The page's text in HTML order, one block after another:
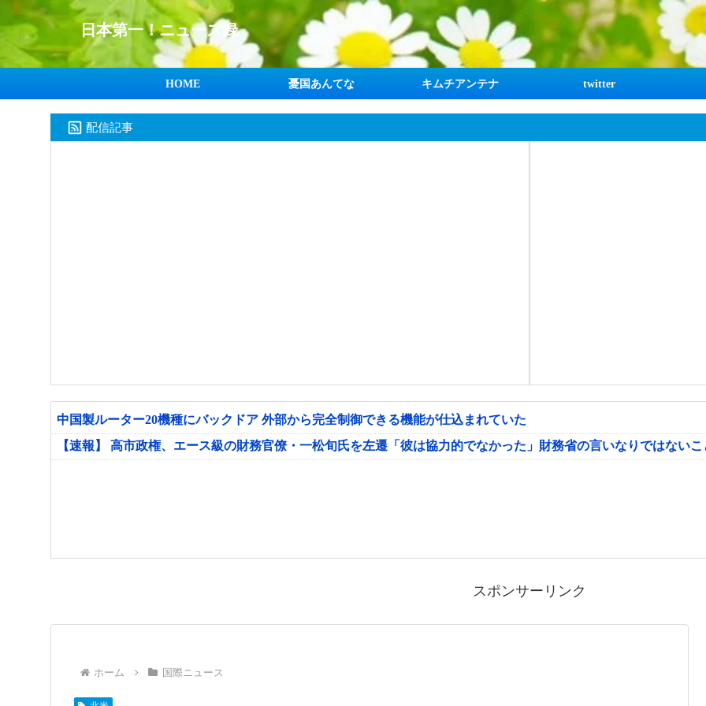
日本第一！ニュース録
HOME 憂国あんてな キムチアンテナ twitter
配信記事
中国製ルーター20機種にバックドア 外部から完全制御できる機能が仕込まれていた
【速報】 高市政権、エース級の財務官僚・一松旬氏を左遷「彼は協力的でなかった」財務省の言いなりではない
スポンサーリンク
ホーム 国際ニュース